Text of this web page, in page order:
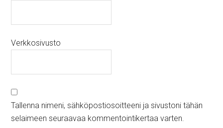
Verkkosivusto
Tallenna nimeni, sähköpostiosoitteeni ja sivustoni tähän
selaimeen seuraavaa kommentointikertaa varten.